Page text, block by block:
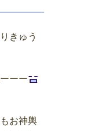
きゅう
ーー
お神輿